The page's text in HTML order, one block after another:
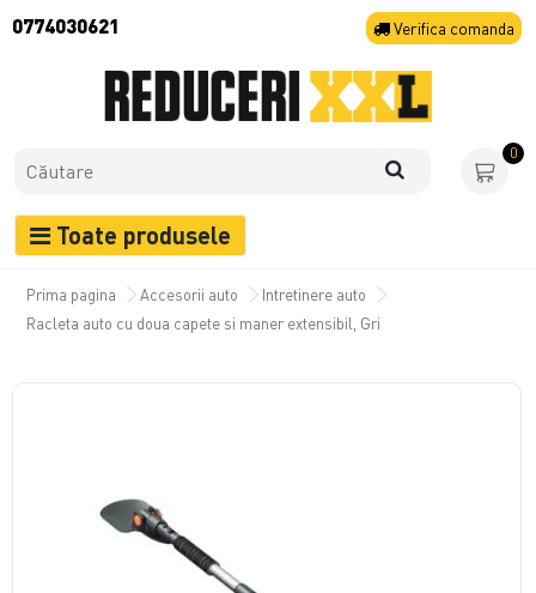
0774030621 Verifica comanda
0
Toate produsele
Prima pagina Accesorii auto
Intretinere auto
Racleta auto cu doua capete si maner extensibil, Gri